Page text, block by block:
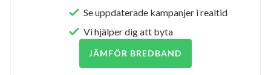
Se uppdaterade kampanjer i realtid
Vi hjälper dig att byta
JÄMFÖR BREDBAND